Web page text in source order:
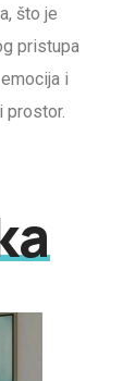
što je
pristupa
i